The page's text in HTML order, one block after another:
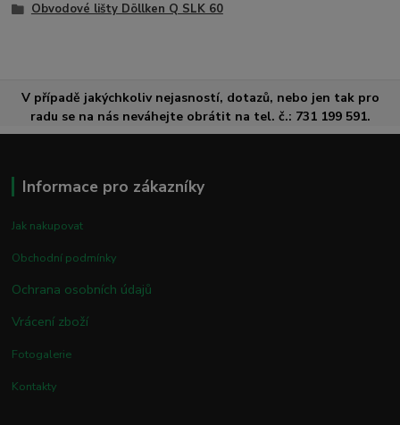
Obvodové lišty Döllken Q SLK 60
V případě jakýchkoliv nejasností, dotazů, nebo jen tak pro
radu se na nás neváhejte obrátit na tel. č.: 731 199 591.
Informace pro zákazníky
Jak nakupovat
Obchodní podmínky
Ochrana osobních údajů
Vrácení zboží
Fotogalerie
Kontakty